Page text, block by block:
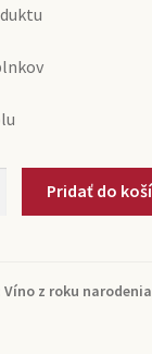
Pridať do
Víno z roku narodenia